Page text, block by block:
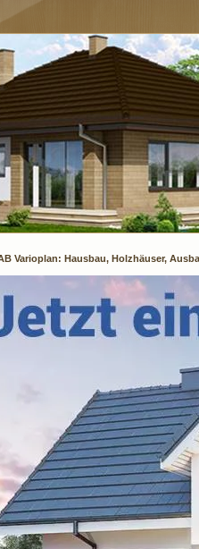
Varioplan: Hausbau, Holzhäuser,